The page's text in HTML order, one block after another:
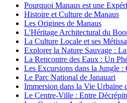
Pourquoi Manaus est une
Histoire et Culture de Manaus
Les Origines de Manaus
L'Héritage Architectural du
La Culture Locale et ses
Explorer la Nature Sauvage :
La Rencontre des Eaux : Un
Les Excursions dans la Jungle
Le Parc National de Janauari
Immersion dans la Vie Urbaine
Le Centre-Ville : Entre